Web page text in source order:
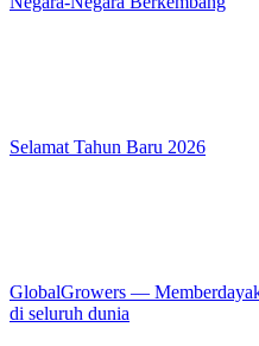
Selamat Tahun Baru 2026
GlobalGrowers —
di seluruh dunia